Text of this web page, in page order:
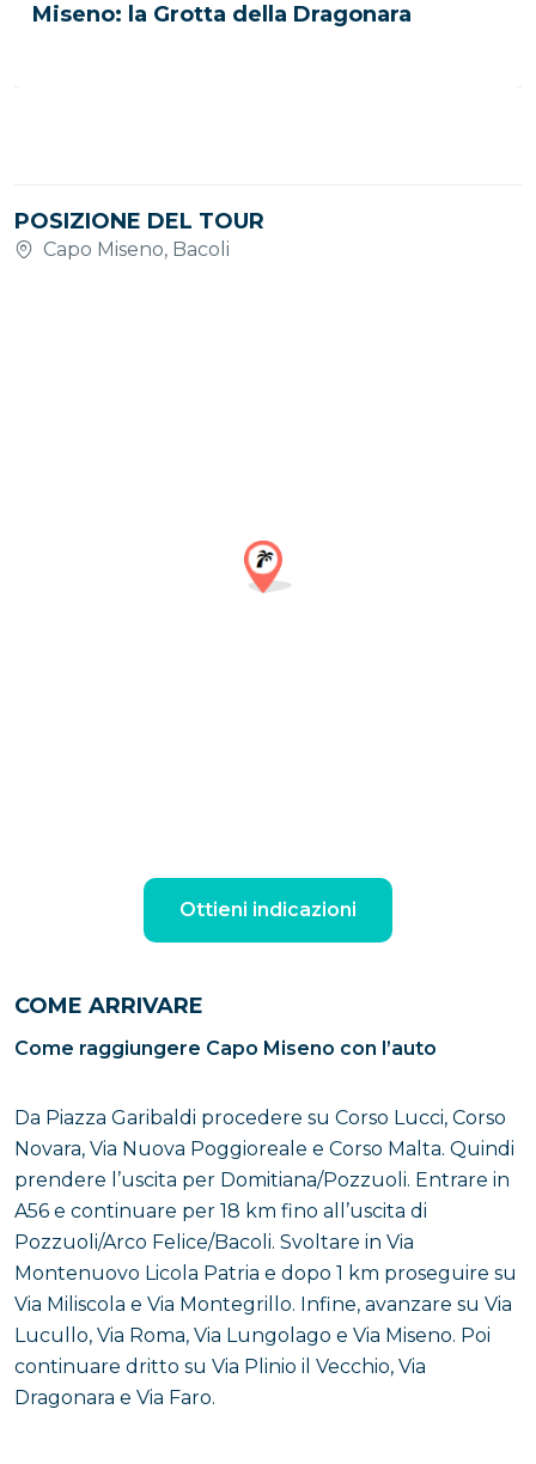
Miseno: la Grotta della Dragonara
POSIZIONE DEL TOUR
Capo Miseno, Bacoli
Ottieni indicazioni
COME ARRIVARE
Come raggiungere Capo Miseno con l’auto
Da Piazza Garibaldi procedere su Corso Lucci, Corso
Novara, Via Nuova Poggioreale e Corso Malta. Quindi
prendere l’uscita per Domitiana/Pozzuoli. Entrare in
A56 e continuare per 18 km fino all’uscita di
Pozzuoli/Arco Felice/Bacoli. Svoltare in Via
Montenuovo Licola Patria e dopo 1 km proseguire su
Via Miliscola e Via Montegrillo. Infine, avanzare su Via
Lucullo, Via Roma, Via Lungolago e Via Miseno. Poi
continuare dritto su Via Plinio il Vecchio, Via
Dragonara e Via Faro.